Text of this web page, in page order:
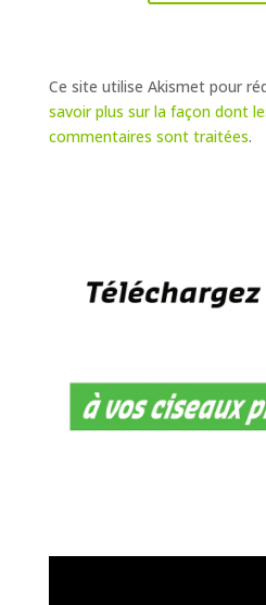
Ce site utilise Akismet pour
savoir plus sur la façon dont
commentaires sont traitées.